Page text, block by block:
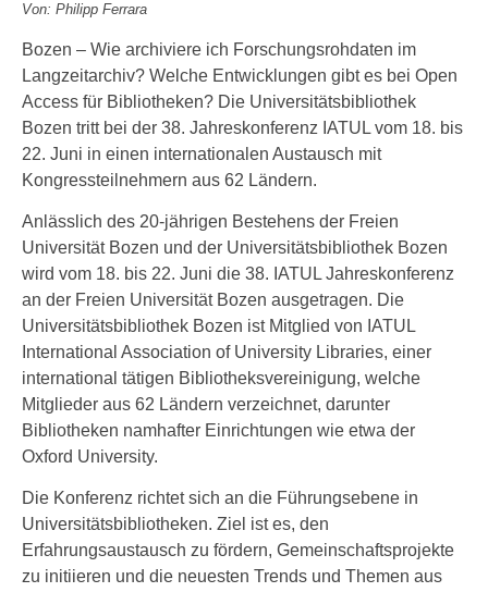
Von: Philipp Ferrara
Bozen – Wie archiviere ich Forschungsrohdaten im
Langzeitarchiv? Welche Entwicklungen gibt es bei Open
Access für Bibliotheken? Die Universitätsbibliothek
Bozen tritt bei der 38. Jahreskonferenz IATUL vom 18. bis
22. Juni in einen internationalen Austausch mit
Kongressteilnehmern aus 62 Ländern.
Anlässlich des 20-jährigen Bestehens der Freien
Universität Bozen und der Universitätsbibliothek Bozen
wird vom 18. bis 22. Juni die 38. IATUL Jahreskonferenz
an der Freien Universität Bozen ausgetragen. Die
Universitätsbibliothek Bozen ist Mitglied von IATUL
International Association of University Libraries, einer
international tätigen Bibliotheksvereinigung, welche
Mitglieder aus 62 Ländern verzeichnet, darunter
Bibliotheken namhafter Einrichtungen wie etwa der
Oxford University.
Die Konferenz richtet sich an die Führungsebene in
Universitätsbibliotheken. Ziel ist es, den
Erfahrungsaustausch zu fördern, Gemeinschaftsprojekte
zu initiieren und die neuesten Trends und Themen aus